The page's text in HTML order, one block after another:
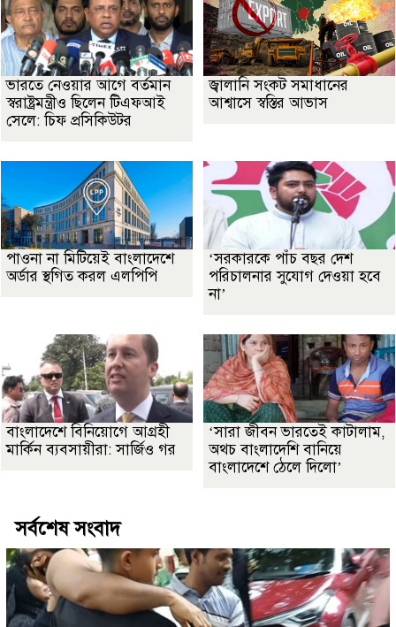
ভারতে নেওয়ার আগে বর্তমান
স্বরাষ্ট্রমন্ত্রীও ছিলেন টিএফআই
সেলে: চিফ প্রসিকিউটর
জ্বালানি সংকট সমাধানের
আশ্বাসে স্বস্তির আভাস
পাওনা না মিটিয়েই বাংলাদেশে
অর্ডার স্থগিত করল এলপিপি
‘সরকারকে পাঁচ বছর দেশ
পরিচালনার সুযোগ দেওয়া হবে
না’
বাংলাদেশে বিনিয়োগে আগ্রহী
মার্কিন ব্যবসায়ীরা: সার্জিও গর
‘সারা জীবন ভারতেই কাটালাম,
অথচ বাংলাদেশি বানিয়ে
বাংলাদেশে ঠেলে দিলো’
সর্বশেষ সংবাদ